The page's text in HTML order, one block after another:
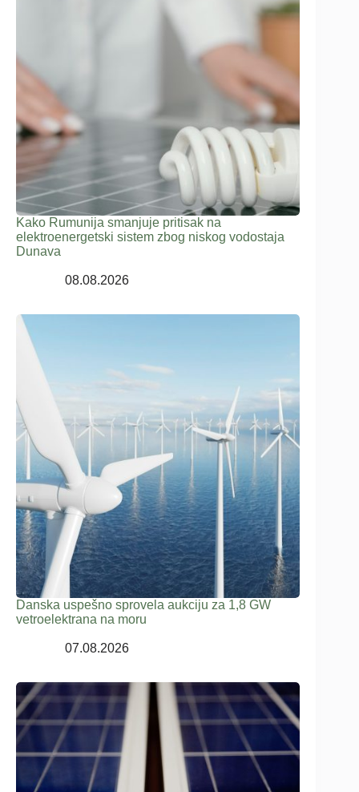
Kako Rumunija smanjuje pritisak na
elektroenergetski sistem zbog niskog vodostaja
Dunava
08.08.2026
Danska uspešno sprovela aukciju za 1,8 GW
vetroelektrana na moru
07.08.2026